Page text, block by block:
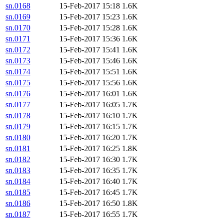
sn.0168
15-Feb-2017 15:18 1.6K
sn.0169
15-Feb-2017 15:23 1.6K
sn.0170
15-Feb-2017 15:28 1.6K
sn.0171
15-Feb-2017 15:36 1.6K
sn.0172
15-Feb-2017 15:41 1.6K
sn.0173
15-Feb-2017 15:46 1.6K
sn.0174
15-Feb-2017 15:51 1.6K
sn.0175
15-Feb-2017 15:56 1.6K
sn.0176
15-Feb-2017 16:01 1.6K
sn.0177
15-Feb-2017 16:05 1.7K
sn.0178
15-Feb-2017 16:10 1.7K
sn.0179
15-Feb-2017 16:15 1.7K
sn.0180
15-Feb-2017 16:20 1.7K
sn.0181
15-Feb-2017 16:25 1.8K
sn.0182
15-Feb-2017 16:30 1.7K
sn.0183
15-Feb-2017 16:35 1.7K
sn.0184
15-Feb-2017 16:40 1.7K
sn.0185
15-Feb-2017 16:45 1.7K
sn.0186
15-Feb-2017 16:50 1.8K
sn.0187
15-Feb-2017 16:55 1.7K